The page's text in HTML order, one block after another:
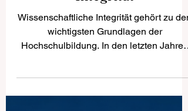
in akademischen
Abschlussarbeiten: Ein